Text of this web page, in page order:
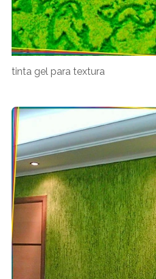
tinta gel para textura